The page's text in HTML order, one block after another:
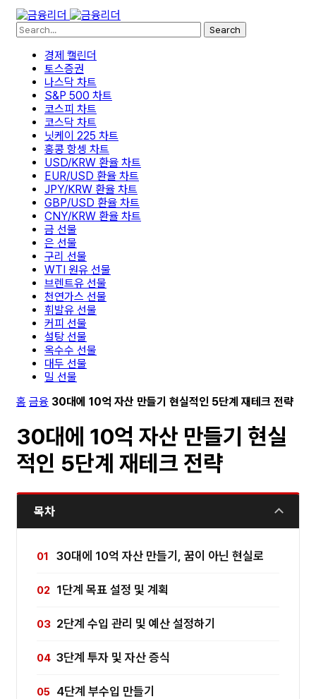
Search
경제 캘린더
토스증권
나스닥 차트
S&P 500 차트
코스피 차트
코스닥 차트
닛케이 225 차트
홍콩 항셍 차트
USD/KRW 환율 차트
EUR/USD 환율 차트
JPY/KRW 환율 차트
GBP/USD 환율 차트
CNY/KRW 환율 차트
금 선물
은 선물
구리 선물
WTI 원유 선물
브렌트유 선물
천연가스 선물
휘발유 선물
커피 선물
설탕 선물
옥수수 선물
대두 선물
밀 선물
홈 금융 30대에 10억 자산 만들기 현실적인 5단계 재테크 전략
30대에 10억 자산 만들기 현실
적인 5단계 재테크 전략
목차
30대에 10억 자산 만들기, 꿈이 아닌 현실로
1단계 목표 설정 및 계획
2단계 수입 관리 및 예산 설정하기
3단계 투자 및 자산 증식
4단계 부수입 만들기